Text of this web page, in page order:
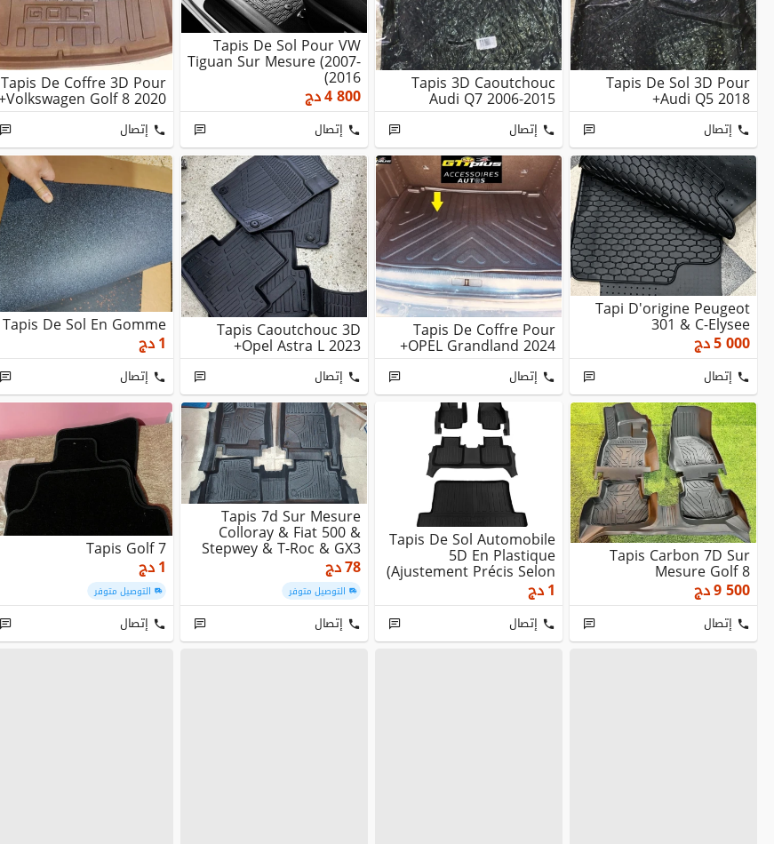
Tapis De Sol 3D Pour
Audi Q5 2018+
إتصال
Tapis 3D Caoutchouc
Audi Q7 2006-2015
إتصال
Tapis De Sol Pour VW
Tiguan Sur Mesure (2007-
2016)
4 800دج
إتصال
Tapis De Coffre 3D Pour
Volkswagen Golf 8 2020+
إتصال
Tapi D'origine Peugeot
301 & C-Elysee
5 000دج
إتصال
Tapis De Coffre Pour
OPEL Grandland 2024+
إتصال
Tapis Caoutchouc 3D
Opel Astra L 2023+
إتصال
Tapis De Sol En Gomme
1دج
إتصال
Tapis Carbon 7D Sur
Mesure Golf 8
9 500دج
إتصال
Tapis De Sol Automobile
5D En Plastique
(ajustement Précis Selon
Le Modèle Du Vé...
1دج
إتصال
Tapis 7d Sur Mesure
Colloray & Fiat 500 &
Stepwey & T-Roc & GX3
78دج
التوصيل متوفر
إتصال
Tapis Golf 7
1دج
التوصيل متوفر
إتصال